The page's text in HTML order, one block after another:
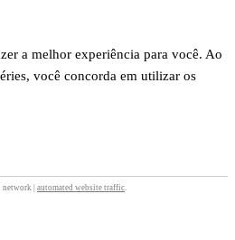
a melhor experiência para você. Ao
você concorda em utilizar os
network | automated website traffic